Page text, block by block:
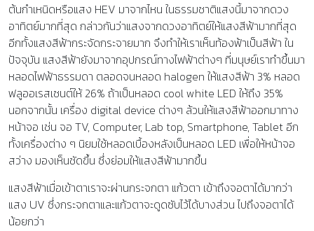
ต้นกำเหนิดหรือแสง HEV มาจากไหน ในธรรมชาติแสงนี้มาจากดวง
อาทิตย์มากที่สุด กล่าวกันว่าแสงจากดวงอาทิตย์ให้แสงสีฟ้ามากที่สุด
อีกทั้งแสงสีฟ้ากระจัดกระจายมาก จึงทำให้เราเห็นท้องฟ้าเป็นสีฟ้า ใน
ปัจจุบัน แสงสีฟ้ายังมาจากอุปกรณ์ทางไฟฟ้าต่างๆ ที่มนุษย์เราทำขึ้นมา
หลอดไฟฟ้าธรรมดา ตลอดจนหลอด halogen ให้แสงสีฟ้า 3% หลอด
ฟลูออเรสเซนต์ให้ 26% ถ้าเป็นหลอด cool white LED ให้ถึง 35%
นอกจากนั้น เครื่อง digital device ต่างๆ ล้วนให้แสงสีฟ้าออกมาทาง
หน้าจอ เช่น จอ TV, Computer, Lab top, Smartphone, Tablet อีก
ทั้งเครื่องต่าง ๆ นิยมใช้หลอดเบื้องหลังเป็นหลอด LED เพื่อให้หน้าจอ
สว่าง มองเห็นชัดขึ้น ซึ่งย่อมให้แสงสีฟ้ามากขึ้น
แสงสีฟ้าเมื่อเข้าตาเราจะผ่านกระจกตา แก้วตา เข้าถึงจอตาได้มากว่า
แสง UV ซึ่งกระจกตาและแก้วตาจะดูดซับไว้ได้บางส่วน ไปถึงจอตาได้
น้อยกว่า